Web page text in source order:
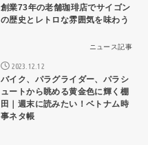
創業73年の老舗珈琲店でサイゴン
の歴史とレトロな雰囲気を味わう
ニュース記事
2023.12.12
バイク、パラグライダー、パラシ
ュートから眺める黄金色に輝く棚
田｜週末に読みたい！ベトナム時
事ネタ帳